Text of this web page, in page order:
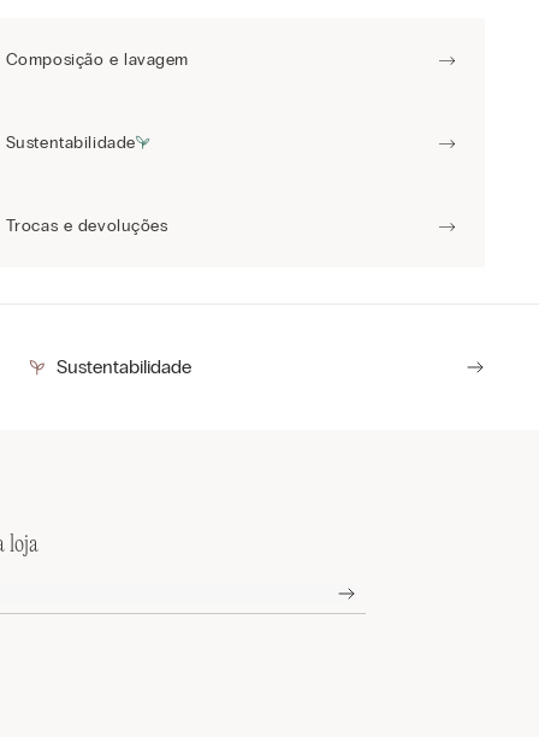
Composição e lavagem
Sustentabilidade
Trocas e devoluções
Sustentabilidade
loja